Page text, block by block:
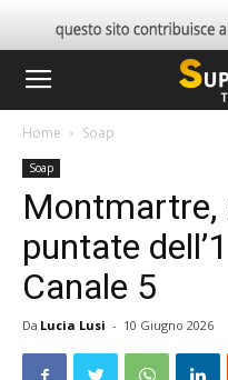
Home Soap
Soap
Montmartre,
puntate
Canale 5
Da Lucia Lusi - 10 Giugno 2026